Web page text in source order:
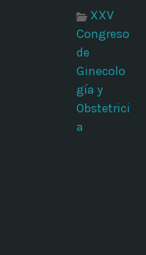
XXV
Congreso
de
Ginecolo
gía y
Obstetrici
a